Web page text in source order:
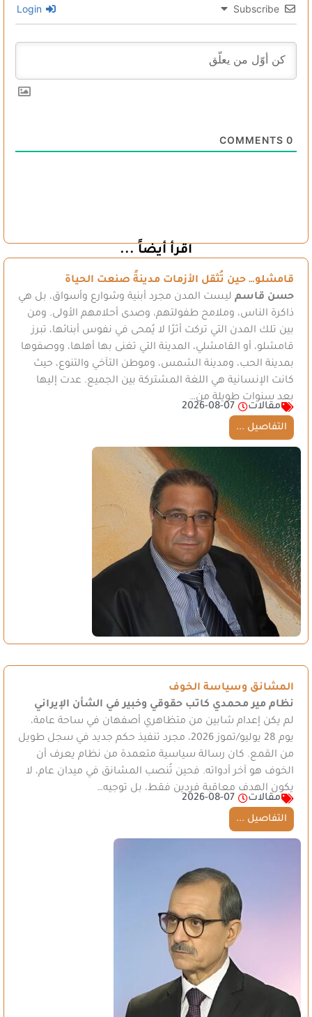
Subscribe
0
اقرأ أيضاً ...
قامشلو… حين تُثقل الأزمات مدينةً صنعت الحياة
حسن قاسم ليست المدن مجرد أبنية وشوارع وأسواق، بل هي
ذاكرة الناس، وملامح طفولتهم، وصدى أحلامهم الأولى. ومن
بين تلك المدن التي تركت أثرًا لا يُمحى في نفوس أبنائها، تبرز
قامشلو، أو القامشلي، المدينة التي تغنى بها أهلها، ووصفوها
بمدينة الحب، ومدينة الشمس، وموطن التآخي والتنوع، حيث
كانت الإنسانية هي اللغة المشتركة بين الجميع. عدت إليها
بعد سنوات طويلة من…
مقالات
2026-08-07
التفاصيل ...
المشانق وسياسة الخوف
نظام مير محمدي كاتب حقوقي وخبير في الشأن الإيراني
لم يكن إعدام شابين من متظاهري أصفهان في ساحة عامة،
يوم 28 يوليو/تموز 2026، مجرد تنفيذ حكم جديد في سجل طويل
من القمع. كان رسالة سياسية متعمدة من نظام يعرف أن
الخوف هو آخر أدواته. فحين تُنصب المشانق في ميدان عام، لا
يكون الهدف معاقبة فردين فقط، بل توجيه…
مقالات
2026-08-07
التفاصيل ...